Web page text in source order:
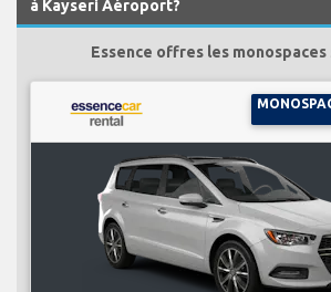
à Kayseri Aéroport?
Essence offres les monospaces